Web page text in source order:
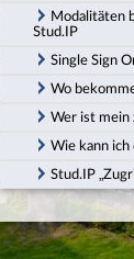
Modalitäten
Stud.IP
Single Sign
Wo
Wer ist mein
Wie kann ich
Stud.IP